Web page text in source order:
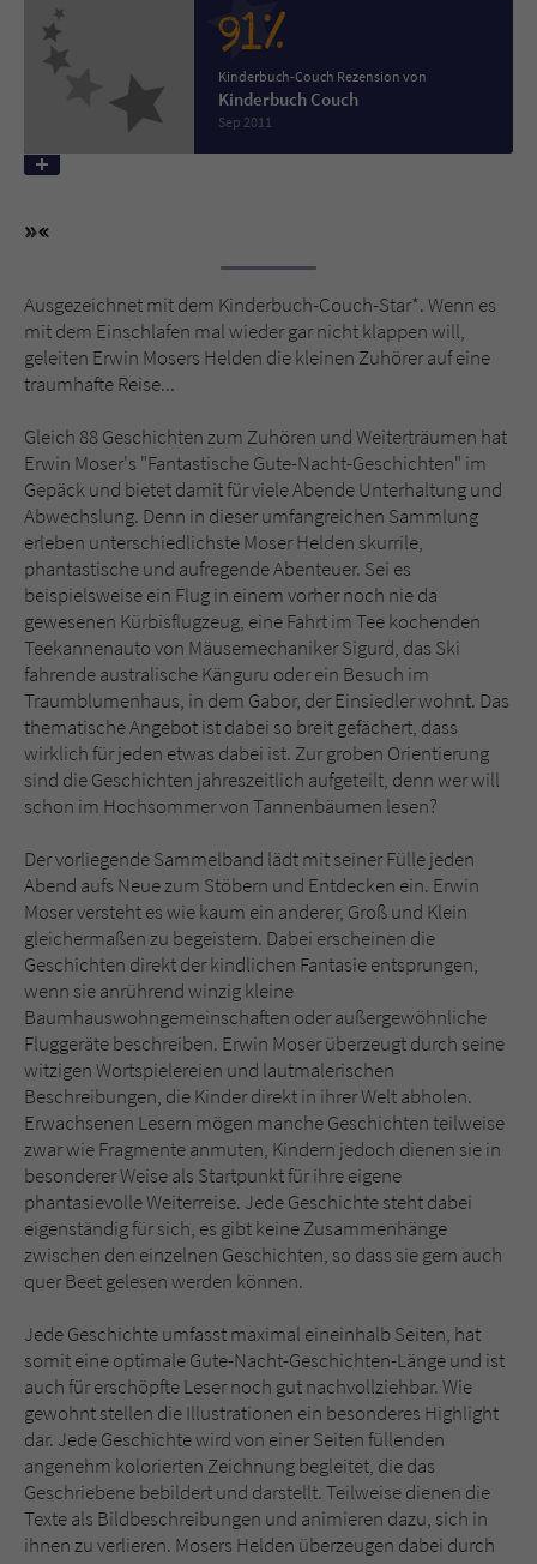
91%
Kinderbuch-Couch Rezension von
Kinderbuch Couch
Sep 2011
Ausgezeichnet mit dem Kinderbuch-Couch-Star*. Wenn es
mit dem Einschlafen mal wieder gar nicht klappen will,
geleiten Erwin Mosers Helden die kleinen Zuhörer auf eine
traumhafte Reise...
Gleich 88 Geschichten zum Zuhören und Weiterträumen hat
Erwin Moser's "Fantastische Gute-Nacht-Geschichten" im
Gepäck und bietet damit für viele Abende Unterhaltung und
Abwechslung. Denn in dieser umfangreichen Sammlung
erleben unterschiedlichste Moser Helden skurrile,
phantastische und aufregende Abenteuer. Sei es
beispielsweise ein Flug in einem vorher noch nie da
gewesenen Kürbisflugzeug, eine Fahrt im Tee kochenden
Teekannenauto von Mäusemechaniker Sigurd, das Ski
fahrende australische Känguru oder ein Besuch im
Traumblumenhaus, in dem Gabor, der Einsiedler wohnt. Das
thematische Angebot ist dabei so breit gefächert, dass
wirklich für jeden etwas dabei ist. Zur groben Orientierung
sind die Geschichten jahreszeitlich aufgeteilt, denn wer will
schon im Hochsommer von Tannenbäumen lesen?
Der vorliegende Sammelband lädt mit seiner Fülle jeden
Abend aufs Neue zum Stöbern und Entdecken ein. Erwin
Moser versteht es wie kaum ein anderer, Groß und Klein
gleichermaßen zu begeistern. Dabei erscheinen die
Geschichten direkt der kindlichen Fantasie entsprungen,
wenn sie anrührend winzig kleine
Baumhauswohngemeinschaften oder außergewöhnliche
Fluggeräte beschreiben. Erwin Moser überzeugt durch seine
witzigen Wortspielereien und lautmalerischen
Beschreibungen, die Kinder direkt in ihrer Welt abholen.
Erwachsenen Lesern mögen manche Geschichten teilweise
zwar wie Fragmente anmuten, Kindern jedoch dienen sie in
besonderer Weise als Startpunkt für ihre eigene
phantasievolle Weiterreise. Jede Geschichte steht dabei
eigenständig für sich, es gibt keine Zusammenhänge
zwischen den einzelnen Geschichten, so dass sie gern auch
quer Beet gelesen werden können.
Jede Geschichte umfasst maximal eineinhalb Seiten, hat
somit eine optimale Gute-Nacht-Geschichten-Länge und ist
auch für erschöpfte Leser noch gut nachvollziehbar. Wie
gewohnt stellen die Illustrationen ein besonderes Highlight
dar. Jede Geschichte wird von einer Seiten füllenden
angenehm kolorierten Zeichnung begleitet, die das
Geschriebene bebildert und darstellt. Teilweise dienen die
Texte als Bildbeschreibungen und animieren dazu, sich in
ihnen zu verlieren. Mosers Helden überzeugen dabei durch
Name tx_pwcomments_ahash
Literatur-Couch Medien GmbH & Co. KG
Name fe_typo_user
Anbieter Literatur-Couch Medien GmbH & Co. KG
Zweck
Dieses Cookie gewährleistet die
Kommunikation der Webseite mit dem
Benutzer. Es wird benötigt um z. B. den
Sicherheitscode des Kontaktformulars zu
überprüfen.